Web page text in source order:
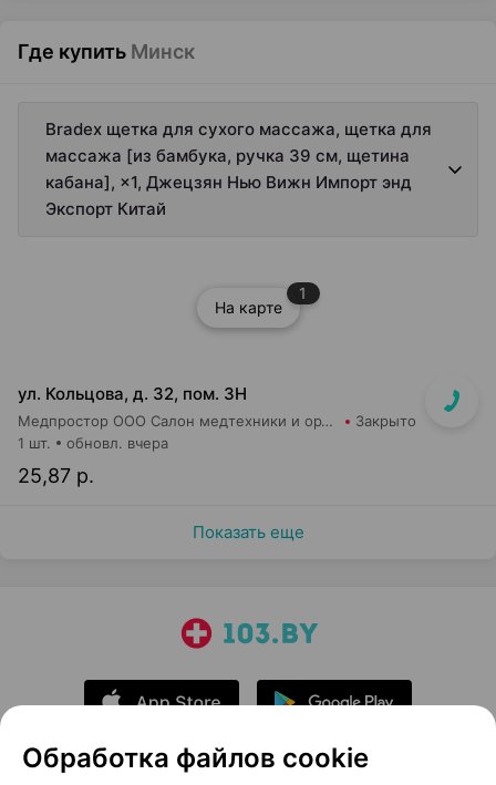
Где купить Минск
Bradex щетка для сухого массажа, щетка для
массажа [из бамбука, ручка 39 см, щетина
кабана], ×1, Джецзян Нью Вижн Импорт энд
Экспорт Китай
На карте
1
ул. Кольцова, д. 32, пом. 3Н
Медпростор ООО Салон медтехники и ортопедии №5 Закрыто
25,87 р.
1 шт. обновл. вчера
Показать еще
Обработка файлов cookie